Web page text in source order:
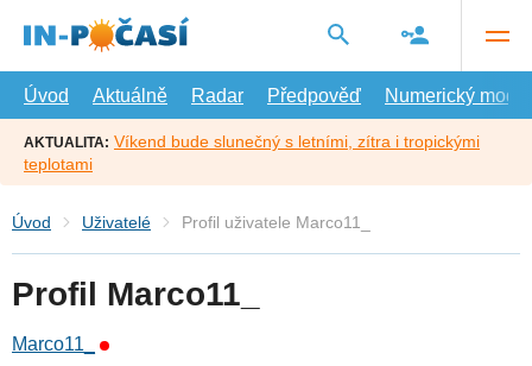
hlavní
Úvod
Aktuálně Radar Předpověď Numerický model
AKTUALITA: Víkend bude slunečný s letními, zítra i tropickými
teplotami
Úvod Uživatelé Profil uživatele Marco11_
Profil Marco11_
Marco11_